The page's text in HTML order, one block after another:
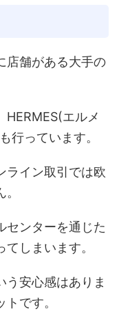
店舗がある大手の
HERMES(エルメ
行っています。
ライン取引では欧
センターを通じた
しまいます。
う安心感はありま
です。